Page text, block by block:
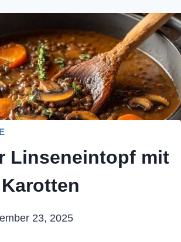
Linseneintopf mit
23, 2025